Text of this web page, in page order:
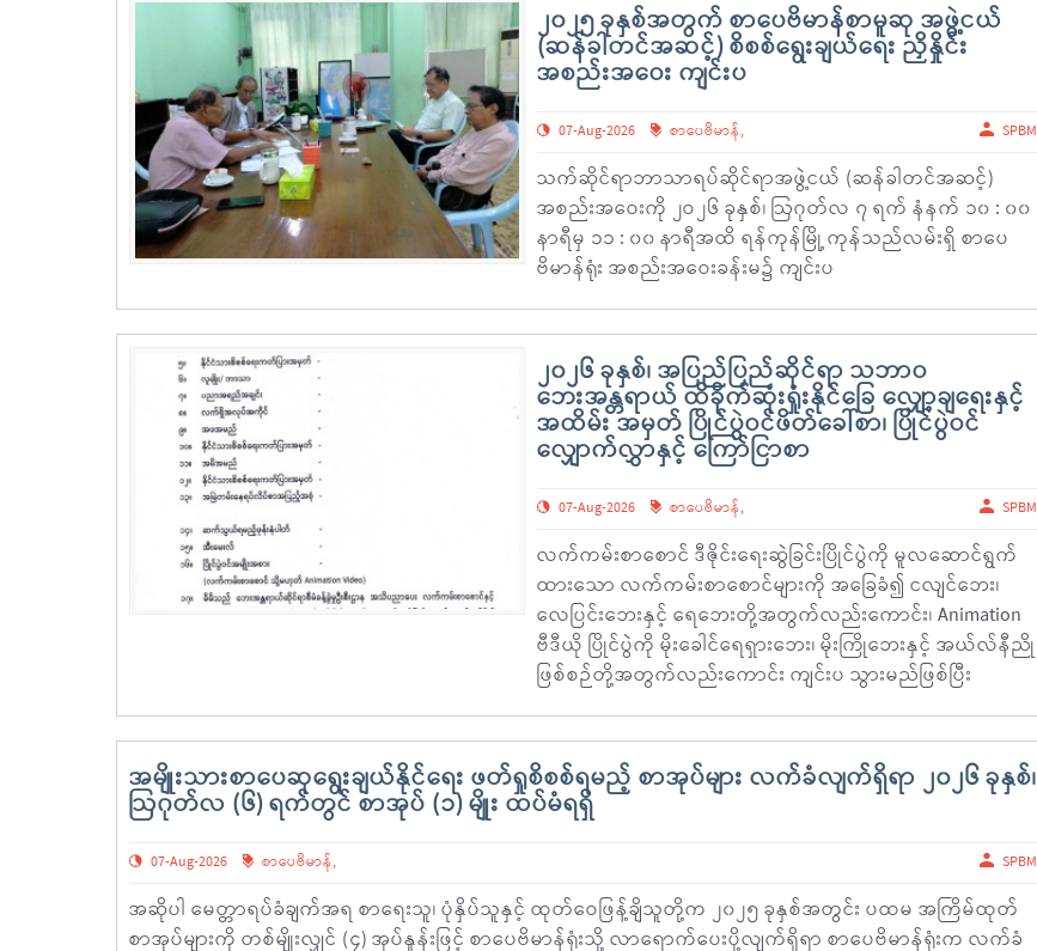
၂၀၂၅ ခုနှစ်အတွက် စာပေဗိမာန်စာမူဆု အဖွဲ့ငယ်
(ဆန်ခါတင်အဆင့်) စိစစ်ရွေးချယ်ရေး ညှိနှိုင်း
အစည်းအဝေး ကျင်းပ
07-Aug-2026 စာပေဗိမာန်, SPBM
သက်ဆိုင်ရာဘာသာရပ်ဆိုင်ရာအဖွဲ့ငယ် (ဆန်ခါတင်အဆင့်)
အစည်းအဝေးကို ၂ဝ၂၆ ခုနှစ်၊ ဩဂုတ်လ ၇ ရက် နံနက် ၁၀ : ၀၀
နာရီမှ ၁၁ : ၀၀ နာရီအထိ ရန်ကုန်မြို့ ကုန်သည်လမ်းရှိ စာပေ
ဗိမာန်ရုံး အစည်းအဝေးခန်းမ၌ ကျင်းပ
၂၀၂၆ ခုနှစ်၊ အပြည်ပြည်ဆိုင်ရာ သဘာဝ
ဘေးအန္တရာယ် ထိခိုက်ဆုံးရှုံးနိုင်ခြေ လျှော့ချရေးနှင့်
အထိမ်း အမှတ် ပြိုင်ပွဲဝင်ဖိတ်ခေါ်စာ၊ ပြိုင်ပွဲဝင်
လျှောက်လွှာနှင့် ကြော်ငြာစာ
07-Aug-2026 စာပေဗိမာန်, SPBM
လက်ကမ်းစာစောင် ဒီဇိုင်းရေးဆွဲခြင်းပြိုင်ပွဲကို မူလဆောင်ရွက်
ထားသော လက်ကမ်းစာစောင်များကို အခြေခံ၍ ငလျင်ဘေး၊
လေပြင်းဘေးနှင့် ရေဘေးတို့အတွက်လည်းကောင်း၊ Animation
ဗီဒီယို ပြိုင်ပွဲကို မိုးခေါင်ရေရှားဘေး၊ မိုးကြိုဘေးနှင့် အယ်လ်နီညို
ဖြစ်စဉ်တို့အတွက်လည်းကောင်း ကျင်းပ သွားမည်ဖြစ်ပြီး
အမျိုးသားစာပေဆုရွေးချယ်နိုင်ရေး ဖတ်ရှုစိစစ်ရမည့် စာအုပ်များ လက်ခံလျက်ရှိရာ ၂၀၂၆ ခုနှစ်၊
ဩဂုတ်လ (၆) ရက်တွင် စာအုပ် (၁) မျိုး ထပ်မံရရှိ
07-Aug-2026 စာပေဗိမာန်, SPBM
အဆိုပါ မေတ္တာရပ်ခံချက်အရ စာရေးသူ၊ ပုံနှိပ်သူနှင့် ထုတ်ဝေဖြန့်ချိသူတို့က ၂၀၂၅ ခုနှစ်အတွင်း ပထမ အကြိမ်ထုတ်
စာအုပ်များကို တစ်မျိုးလျှင် (၄) အုပ်နှုန်းဖြင့် စာပေဗိမာန်ရုံးသို့ လာရောက်ပေးပို့လျက်ရှိရာ စာပေဗိမာန်ရုံးက လက်ခံ